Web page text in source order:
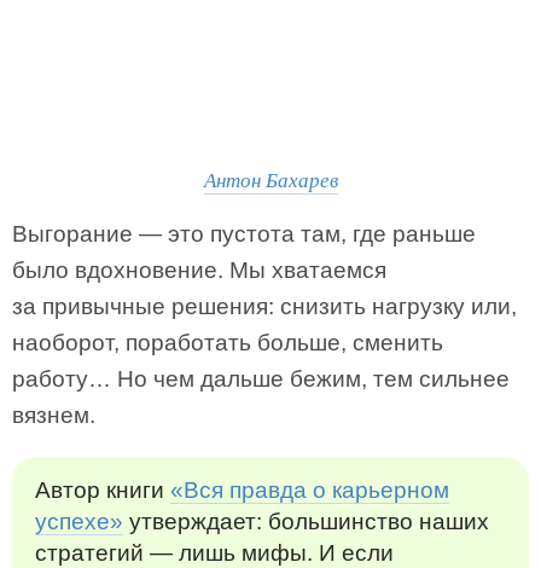
Антон Бахарев
Выгорание — это пустота там, где раньше
было вдохновение. Мы хватаемся
за привычные решения: снизить нагрузку или,
наоборот, поработать больше, сменить
работу… Но чем дальше бежим, тем сильнее
вязнем.
Автор книги «Вся правда о карьерном
успехе» утверждает: большинство наших
стратегий — лишь мифы. И если